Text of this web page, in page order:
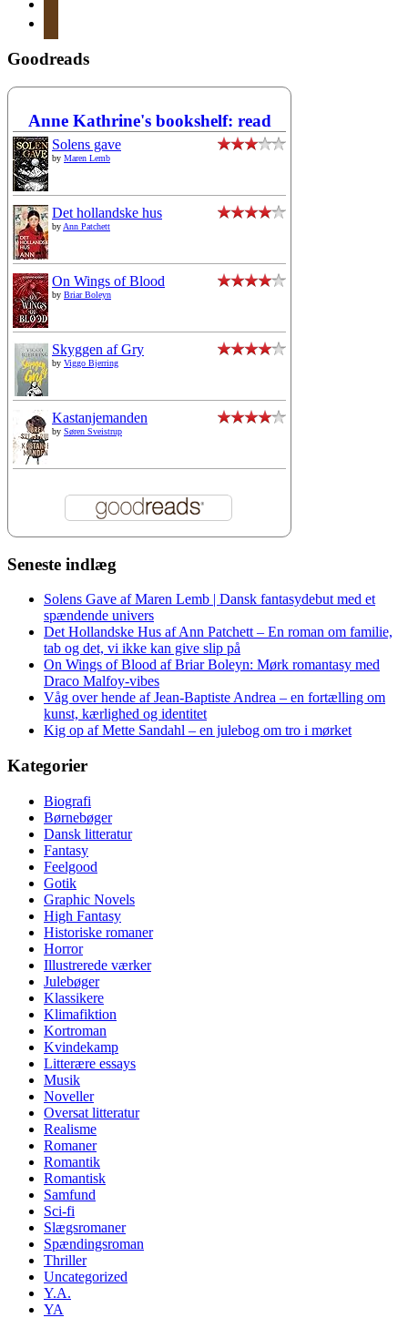
Goodreads
Anne Kathrine's bookshelf: read
Solens gave
by Maren Lemb
Det hollandske hus
by Ann Patchett
On Wings of Blood
by Briar Boleyn
Skyggen af Gry
by Viggo Bjerring
Kastanjemanden
by Søren Sveistrup
Seneste indlæg
Solens Gave af Maren Lemb | Dansk fantasydebut med et
spændende univers
Det Hollandske Hus af Ann Patchett – En roman om familie,
tab og det, vi ikke kan give slip på
On Wings of Blood af Briar Boleyn: Mørk romantasy med
Draco Malfoy-vibes
Våg over hende af Jean-Baptiste Andrea – en fortælling om
kunst, kærlighed og identitet
Kig op af Mette Sandahl – en julebog om tro i mørket
Kategorier
Biografi
Børnebøger
Dansk litteratur
Fantasy
Feelgood
Gotik
Graphic Novels
High Fantasy
Historiske romaner
Horror
Illustrerede værker
Julebøger
Klassikere
Klimafiktion
Kortroman
Kvindekamp
Litterære essays
Musik
Noveller
Oversat litteratur
Realisme
Romaner
Romantik
Romantisk
Samfund
Sci-fi
Slægsromaner
Spændingsroman
Thriller
Uncategorized
Y.A.
YA